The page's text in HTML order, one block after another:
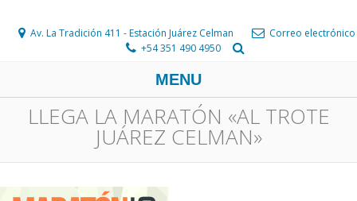
Av. La Tradición 411 - Estación Juárez Celman
Correo electrónico
+54 351 490 4950
MENU
LLEGA LA MARATÓN «AL TROTE
JUÁREZ CELMAN»